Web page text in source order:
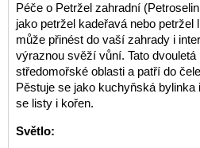
Péče o Petržel zahradní
jako petržel kadeřavá nebo petržel
může přinést do vaší zahrady i
výraznou svěží vůní. Tato
středomořské oblasti a patří do
Pěstuje se jako kuchyňská
se listy i kořen.
Světlo: